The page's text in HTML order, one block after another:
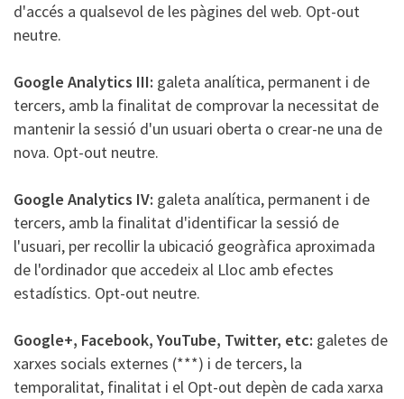
d'accés a qualsevol de les pàgines del web. Opt-out
neutre.
Google Analytics III: galeta analítica, permanent i de
tercers, amb la finalitat de comprovar la necessitat de
mantenir la sessió d'un usuari oberta o crear-ne una de
nova. Opt-out neutre.
Google Analytics IV: galeta analítica, permanent i de
tercers, amb la finalitat d'identificar la sessió de
l'usuari, per recollir la ubicació geogràfica aproximada
de l'ordinador que accedeix al Lloc amb efectes
estadístics. Opt-out neutre.
Google+, Facebook, YouTube, Twitter, etc: galetes de
xarxes socials externes (***) i de tercers, la
temporalitat, finalitat i el Opt-out depèn de cada xarxa